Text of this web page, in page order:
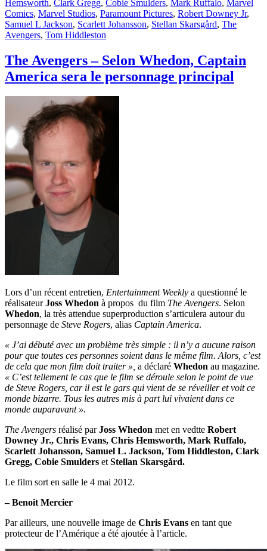
Hemsworth, Clark Gregg, Cobie Smulders, Mark Ruffalo, Marvel
Comics, Marvel Studios, Paramount Pictures, Robert Downey Jr,
Samuel L Jackson, Scarlett Johansson, Stellan Skarsgård, The
Avengers, Tom Hiddleston
The Avengers – Selon Whedon, Captain
America sera le personnage principal
Lors d’un récent entretien, Entertainment Weekly a questionné le
réalisateurJoss Whedon à propos du film The Avengers. Selon
Whedon, la très attendue superproduction s’articulera autour du
personnage de Steve Rogers, alias Captain America.
« J’ai débuté avec un problème très simple : il n’y a aucune raison
pour que toutes ces personnes soient dans le même film. Alors, c’est
de cela que mon film doit traiter », a déclaré Whedon au magazine.
« C’est tellement le cas que le film se déroule selon le point de vue
de Steve Rogers, car il est le gars qui vient de se réveiller et voit ce
monde bizarre. Tous les autres mis à part lui vivaient dans ce
monde auparavant ».
The Avengers réalisé parJoss Whedon met en vedtte Robert
Downey Jr., Chris Evans, Chris Hemsworth, Mark Ruffalo,
Scarlett Johansson, Samuel L. Jackson, Tom Hiddleston, Clark
Gregg, Cobie Smulders etStellan Skarsgård.
Le film sort en salle le 4 mai 2012.
– Benoit Mercier
Par ailleurs, une nouvelle image de Chris Evans en tant que
protecteur de l’Amérique a été ajoutée à l’article.